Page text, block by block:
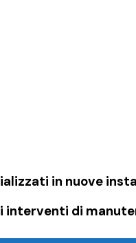
in nuove
interventi di